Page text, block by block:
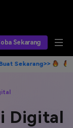
Sekarang
idemu, AI langsung
Digital